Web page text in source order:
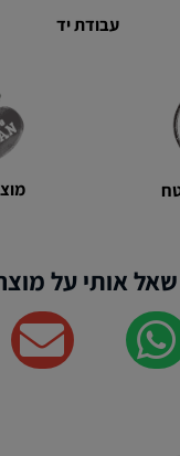
עבודת יד
שאל אותי על